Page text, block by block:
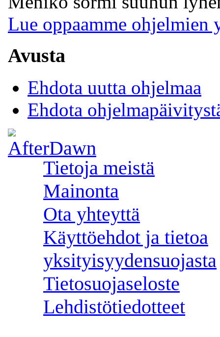
Lue oppaamme ohjelmien
Avusta
Ehdota uutta ohjelmaa
Ehdota
Tietoja meistä
Mainonta
Ota yhteyttä
Käyttöehdot ja tietoa
yksityisyydensuojasta
Tietosuojaseloste
Lehdistötiedotteet